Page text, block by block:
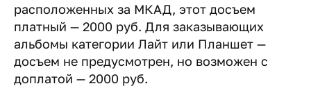
расположенных за МКАД, этот досъем
платный — 2000 руб. Для заказывающих
альбомы категории Лайт или Планшет —
досъем не предусмотрен, но возможен с
доплатой — 2000 руб.